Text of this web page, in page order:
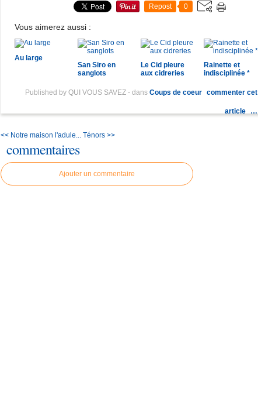
Repost 0
Vous aimerez aussi :
Au large
San Siro en
sanglots
Le Cid pleure
aux cidreries
Rainette et
indisciplinée *
Published by QUI VOUS SAVEZ - dans Coups de coeur commenter cet
article …
<< Notre maison l'adule... Ténors >>
commentaires
Ajouter un commentaire